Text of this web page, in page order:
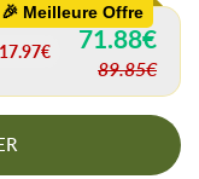
🎉 Meilleure Offre
17.97€ 71.88€
89.85€